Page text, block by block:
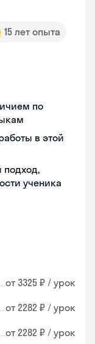
15 лет опыта
по
в этой
подход,
ученика
от 3325 ₽ / урок
от 2282 ₽ / урок
от 2282 ₽ / урок